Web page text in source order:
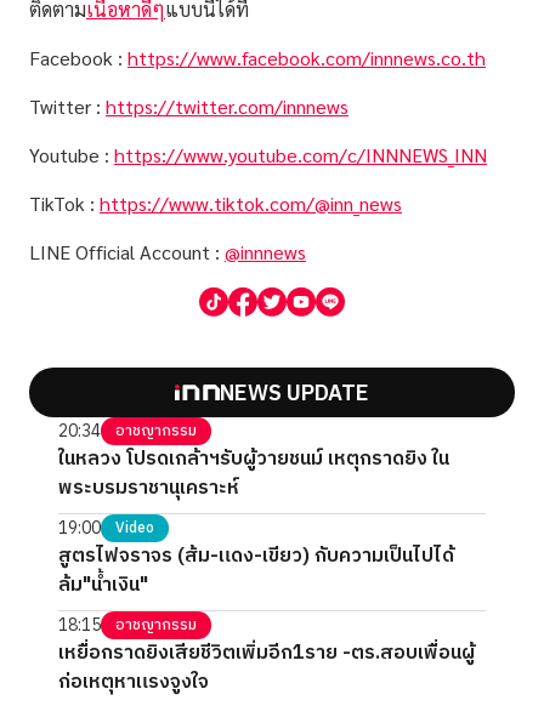
ติดตามเนื้อหาดีๆแบบนี้ได้ที่
Facebook : https://www.facebook.com/innnews.co.th
Twitter : https://twitter.com/innnews
Youtube : https://www.youtube.com/c/INNNEWS_INN
TikTok : https://www.tiktok.com/@inn_news
LINE Official Account : @innnews
NEWS UPDATE
20:34 อาชญากรรม
ในหลวง โปรดเกล้าฯรับผู้วายชนม์ เหตุกราดยิง ใน
พระบรมราชานุเคราะห์
19:00 Video
สูตรไฟจราจร (ส้ม-แดง-เขียว) กับความเป็นไปได้
ล้ม"น้ำเงิน"
18:15 อาชญากรรม
เหยื่อกราดยิงเสียชีวิตเพิ่มอีก1ราย -ตร.สอบเพื่อนผู้
ก่อเหตุหาแรงจูงใจ